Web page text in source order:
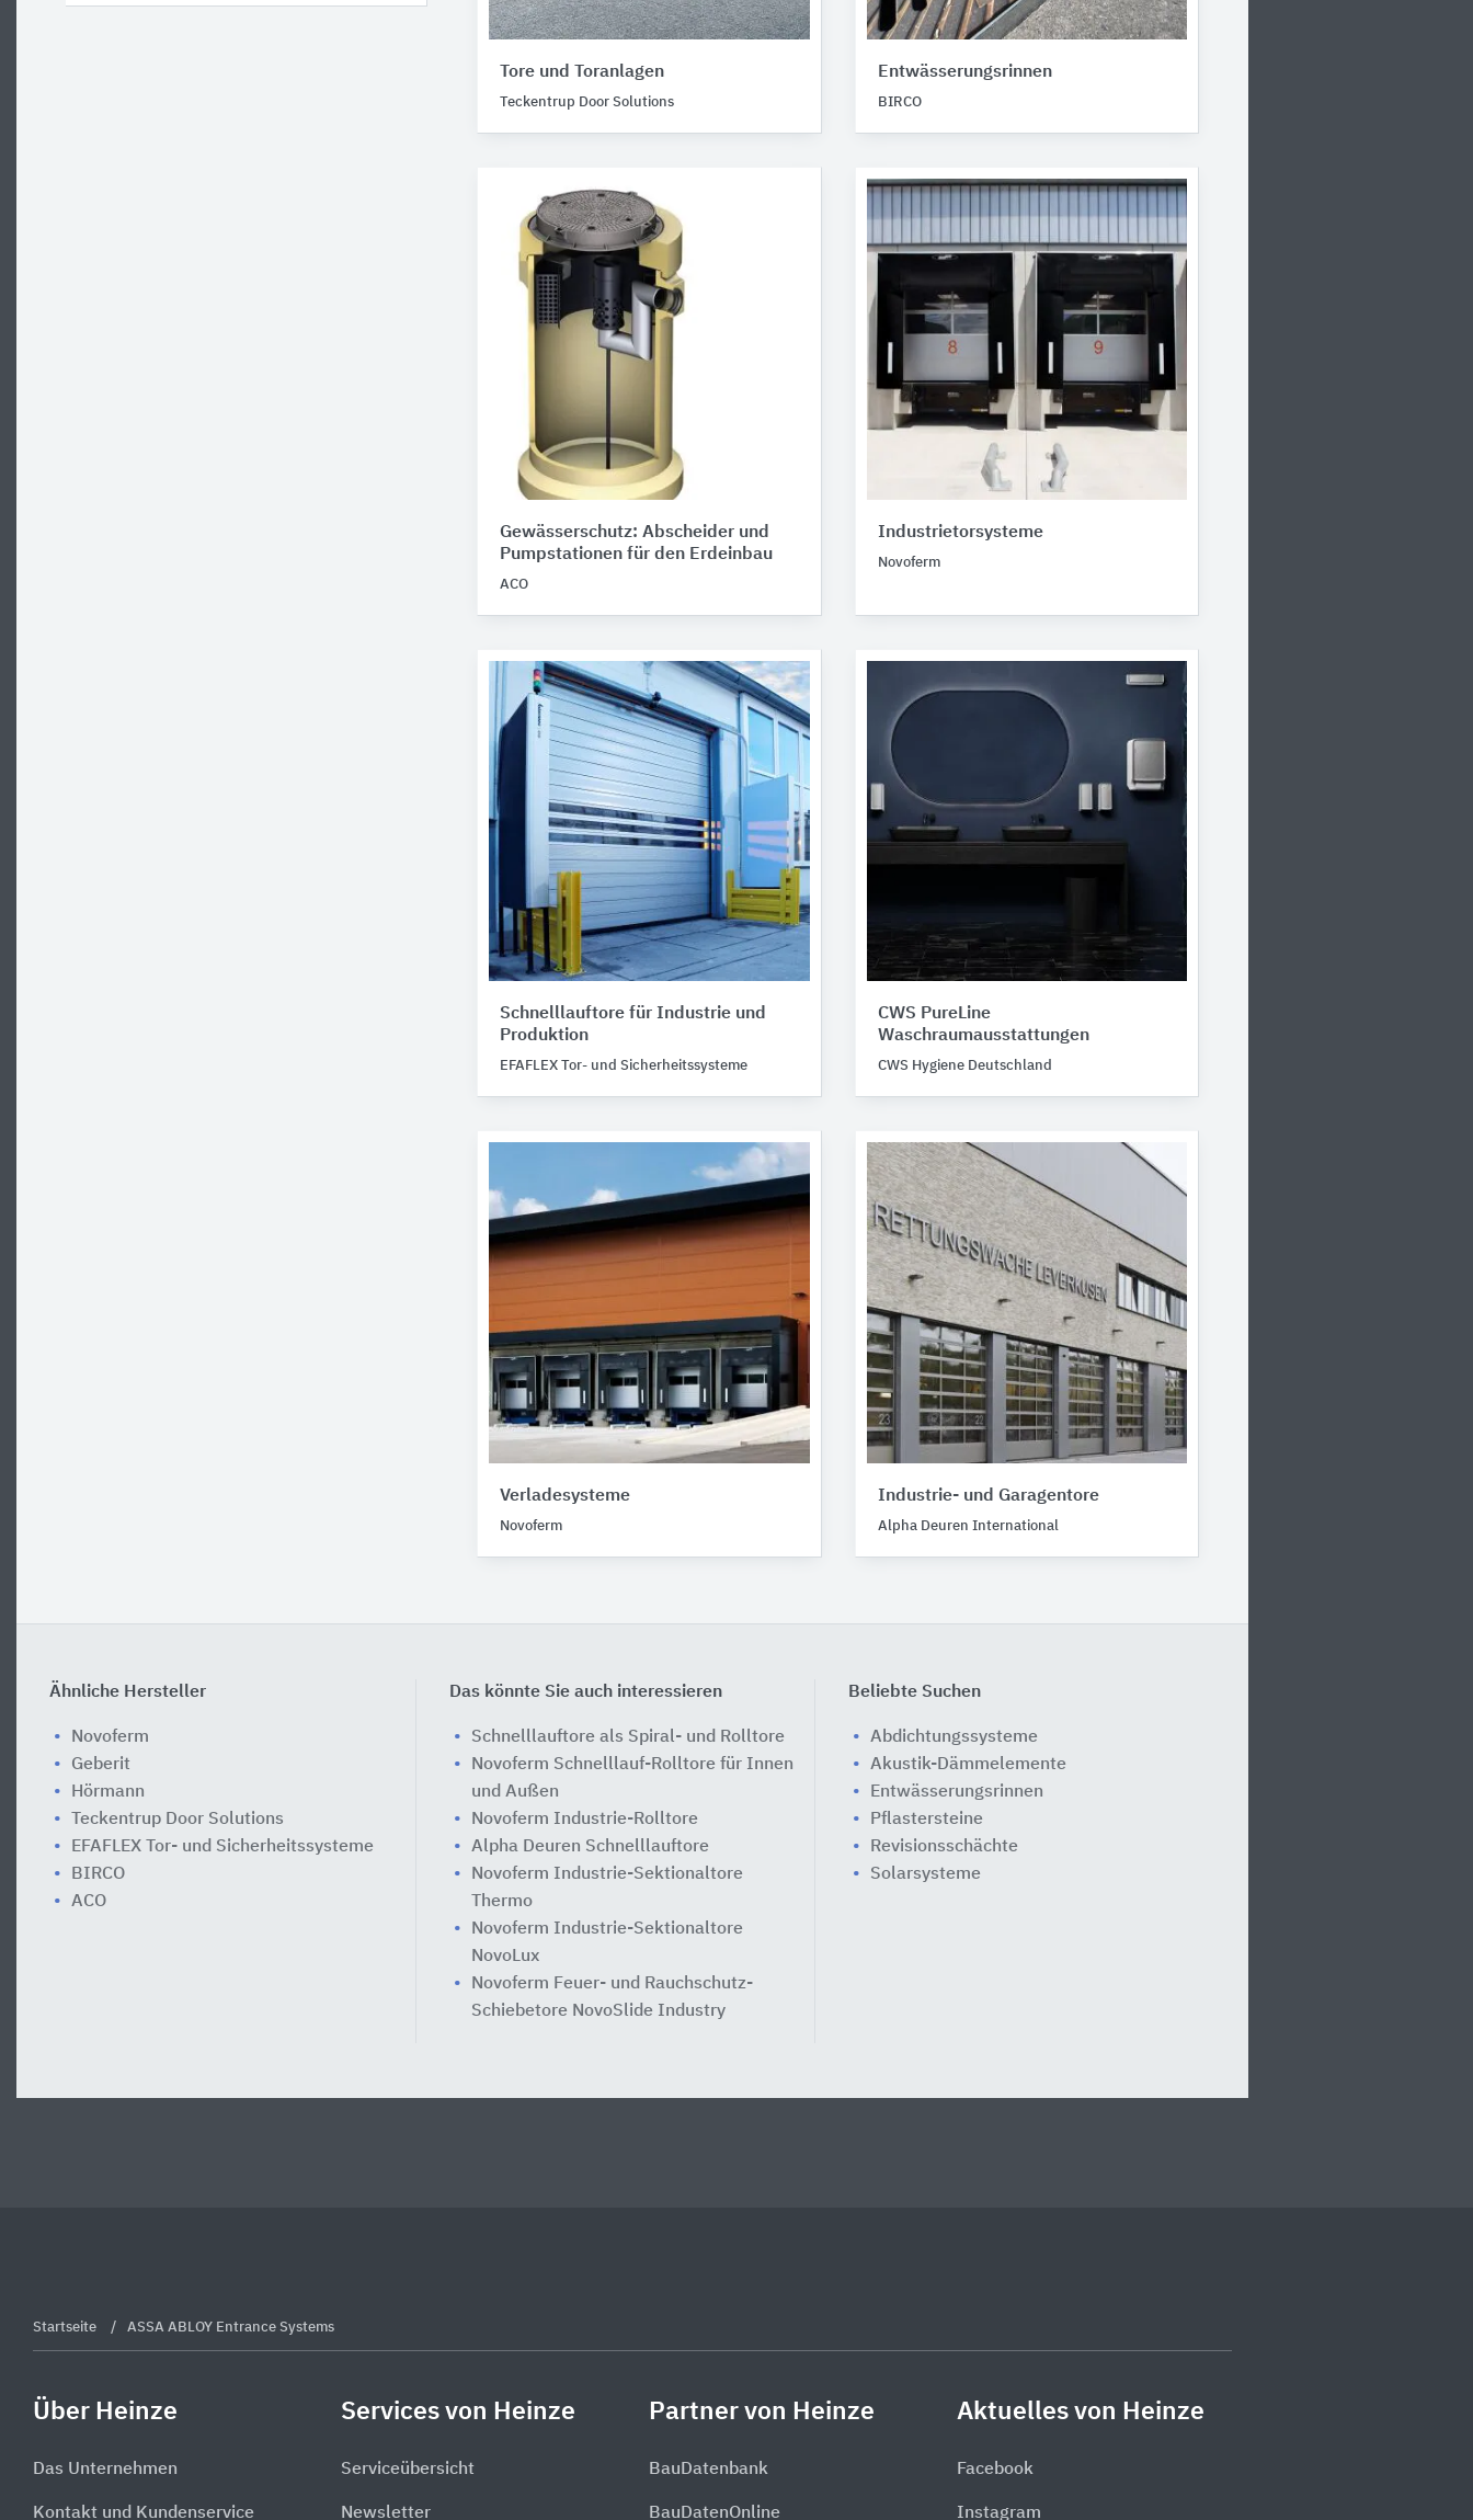
Tore und Toranlagen
Teckentrup Door Solutions
Entwässerungsrinnen
BIRCO
Gewässerschutz: Abscheider und
Pumpstationen für den Erdeinbau
ACO
Industrietorsysteme
Novoferm
Schnelllauftore für Industrie und
Produktion
EFAFLEX Tor- und Sicherheitssysteme
CWS PureLine
Waschraumausstattungen
CWS Hygiene Deutschland
Verladesysteme
Novoferm
Industrie- und Garagentore
Alpha Deuren International
Ähnliche Hersteller
Novoferm
Geberit
Hörmann
Teckentrup Door Solutions
EFAFLEX Tor- und Sicherheitssysteme
BIRCO
ACO
Das könnte Sie auch interessieren
Schnelllauftore als Spiral- und Rolltore
Novoferm Schnelllauf-Rolltore für Innen
und Außen
Novoferm Industrie-Rolltore
Alpha Deuren Schnelllauftore
Novoferm Industrie-Sektionaltore
Thermo
Novoferm Industrie-Sektionaltore
NovoLux
Novoferm Feuer- und Rauchschutz-
Schiebetore NovoSlide Industry
Beliebte Suchen
Abdichtungssysteme
Akustik-Dämmelemente
Entwässerungsrinnen
Pflastersteine
Revisionsschächte
Solarsysteme
Startseite ASSA ABLOY Entrance Systems
Über Heinze
Das Unternehmen
Kontakt und Kundenservice
Services von Heinze
Serviceübersicht
Newsletter
Partner von Heinze
BauDatenbank
BauDatenOnline
Aktuelles von Heinze
Facebook
Instagram